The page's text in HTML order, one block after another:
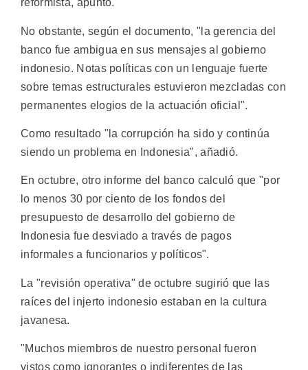
reformista, apuntó.
No obstante, según el documento, "la gerencia del
banco fue ambigua en sus mensajes al gobierno
indonesio. Notas políticas con un lenguaje fuerte
sobre temas estructurales estuvieron mezcladas con
permanentes elogios de la actuación oficial".
Como resultado "la corrupción ha sido y continúa
siendo un problema en Indonesia", añadió.
En octubre, otro informe del banco calculó que "por
lo menos 30 por ciento de los fondos del
presupuesto de desarrollo del gobierno de
Indonesia fue desviado a través de pagos
informales a funcionarios y políticos".
La "revisión operativa" de octubre sugirió que las
raíces del injerto indonesio estaban en la cultura
javanesa.
"Muchos miembros de nuestro personal fueron
vistos como ignorantes o indiferentes de las